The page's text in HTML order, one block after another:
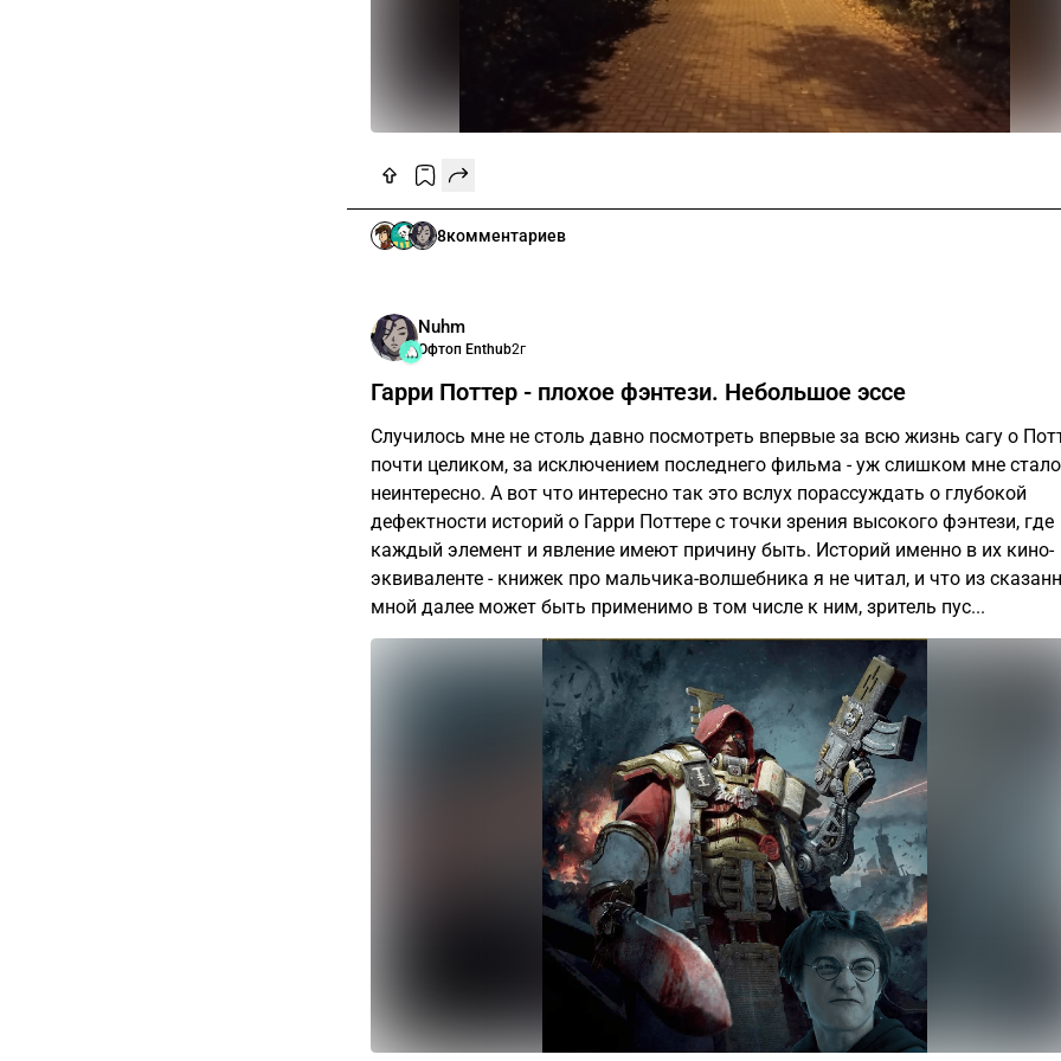
8комментариев
Nuhm
Офтоп Enthub2г
Гарри Поттер - плохое фэнтези. Небольшое эссе
Случилось мне не столь давно посмотреть впервые за всю жизнь сагу о
почти целиком, за исключением последнего фильма - уж слишком мне стало
неинтересно. А вот что интересно так это вслух порассуждать о глубокой
дефектности историй о Гарри Поттере с точки зрения высокого фэнтези, где
каждый элемент и явление имеют причину быть. Историй именно в их кино-
эквиваленте- книжек про мальчика-волшебника я не читал, и что из
мной далее может быть применимо в том числе к ним, зритель пус...